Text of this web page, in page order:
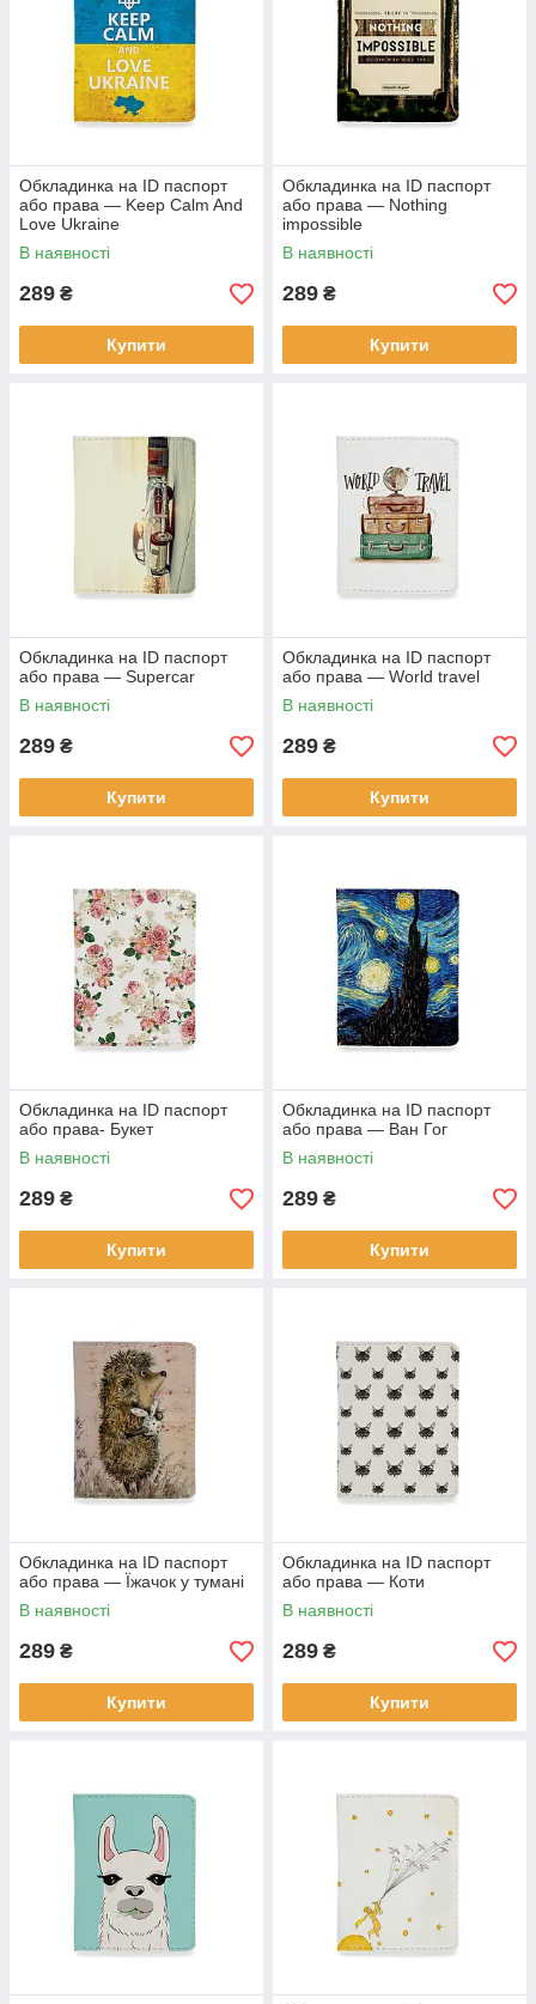
Обкладинка на ID паспорт
або права — Keep Calm And
Love Ukraine
В наявності
289 ₴
Купити
Обкладинка на ID паспорт
або права — Nothing
impossible
В наявності
289 ₴
Купити
Обкладинка на ID паспорт
або права — Supercar
В наявності
289 ₴
Купити
Обкладинка на ID паспорт
або права — World travel
В наявності
289 ₴
Купити
Обкладинка на ID паспорт
або права- Букет
В наявності
289 ₴
Купити
Обкладинка на ID паспорт
або права — Ван Гог
В наявності
289 ₴
Купити
Обкладинка на ID паспорт
або права — Їжачок у тумані
В наявності
289 ₴
Купити
Обкладинка на ID паспорт
або права — Коти
В наявності
289 ₴
Купити